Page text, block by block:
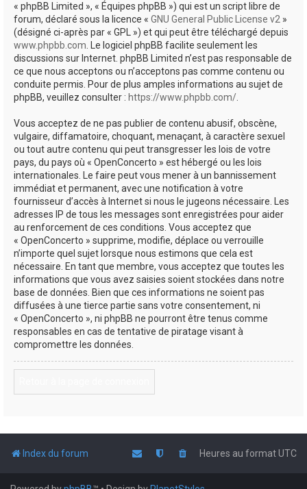
« phpBB Limited », « Équipes phpBB ») qui est un script libre de
forum, déclaré sous la licence « GNU General Public License v2 »
(désigné ci-après par « GPL ») et qui peut être téléchargé depuis
www.phpbb.com. Le logiciel phpBB facilite seulement les
discussions sur Internet. phpBB Limited n’est pas responsable de
ce que nous acceptons ou n’acceptons pas comme contenu ou
conduite permis. Pour de plus amples informations au sujet de
phpBB, veuillez consulter : https://www.phpbb.com/.
Vous acceptez de ne pas publier de contenu abusif, obscène,
vulgaire, diffamatoire, choquant, menaçant, à caractère sexuel
ou tout autre contenu qui peut transgresser les lois de votre
pays, du pays où « OpenConcerto » est hébergé ou les lois
internationales. Le faire peut vous mener à un bannissement
immédiat et permanent, avec une notification à votre
fournisseur d’accès à Internet si nous le jugeons nécessaire. Les
adresses IP de tous les messages sont enregistrées pour aider
au renforcement de ces conditions. Vous acceptez que
« OpenConcerto » supprime, modifie, déplace ou verrouille
n’importe quel sujet lorsque nous estimons que cela est
nécessaire. En tant que membre, vous acceptez que toutes les
informations que vous avez saisies soient stockées dans notre
base de données. Bien que ces informations ne soient pas
diffusées à une tierce partie sans votre consentement, ni
« OpenConcerto », ni phpBB ne pourront être tenus comme
responsables en cas de tentative de piratage visant à
compromettre les données.
Index du forum Heures au formatUTC